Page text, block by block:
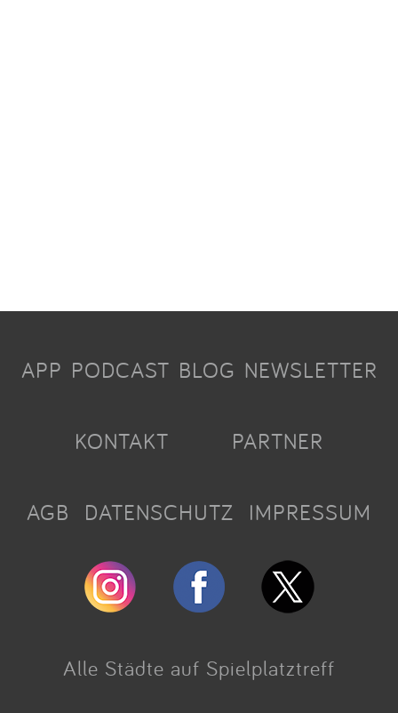
APP PODCAST BLOG NEWSLETTER
KONTAKT PARTNER
AGB DATENSCHUTZ IMPRESSUM
Alle Städte auf Spielplatztreff